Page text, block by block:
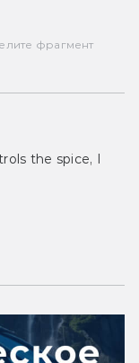
фрагмент
the spice, I